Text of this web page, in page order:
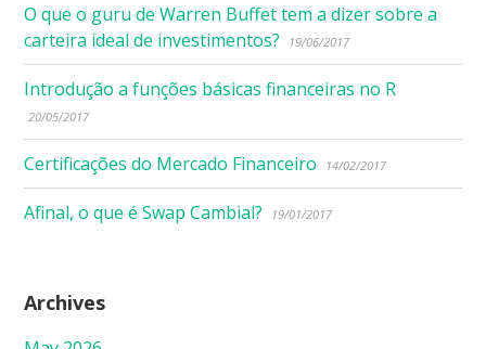
O que o guru de Warren Buffet tem a dizer sobre a
carteira ideal de investimentos?
19/06/2017
Introdução a funções básicas financeiras no R
20/05/2017
Certificações do Mercado Financeiro 14/02/2017
Afinal, o que é Swap Cambial? 19/01/2017
Archives